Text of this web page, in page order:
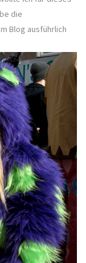
die
Blog ausführlich